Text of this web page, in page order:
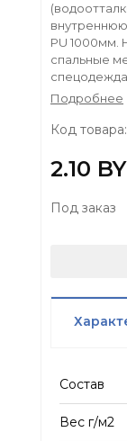
PU 1000мм.
спальные
Подробнее
Код
2.10
Под заказ
Состав
Вес г/м2